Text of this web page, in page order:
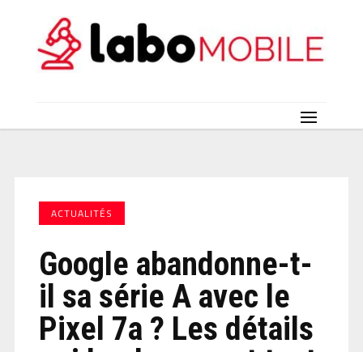
ACTUALITÉS
Google abandonne-t-
il sa série A avec le
Pixel 7a ? Les détails